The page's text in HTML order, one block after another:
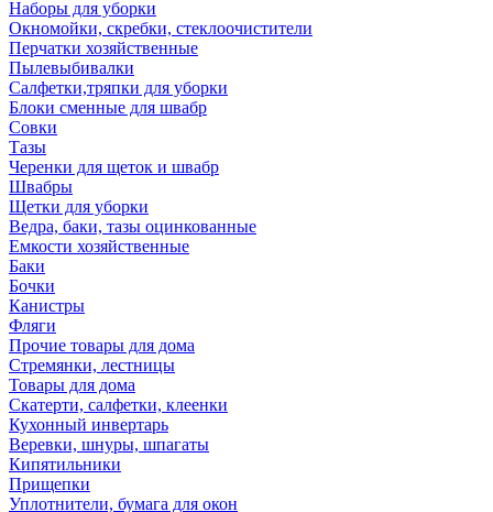
Наборы для уборки
Окномойки, скребки, стеклоочистители
Перчатки хозяйственные
Пылевыбивалки
Салфетки,тряпки для уборки
Блоки сменные для швабр
Совки
Тазы
Черенки для щеток и швабр
Швабры
Щетки для уборки
Ведра, баки, тазы оцинкованные
Емкости хозяйственные
Баки
Бочки
Канистры
Фляги
Прочие товары для дома
Стремянки, лестницы
Товары для дома
Скатерти, салфетки, клеенки
Кухонный инвертарь
Веревки, шнуры, шпагаты
Кипятильники
Прищепки
Уплотнители, бумага для окон